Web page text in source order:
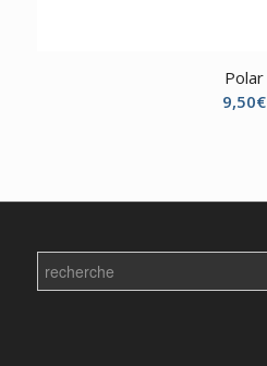
Polar
9,50€
Search
for: